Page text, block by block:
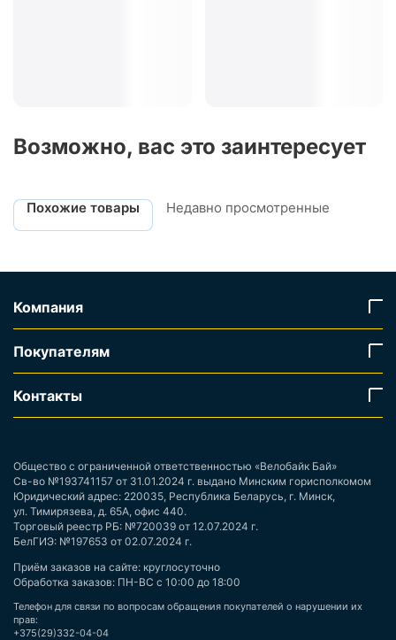
Возможно, вас это заинтересует
Похожие товары Недавно просмотренные
Компания
Покупателям
Контакты
Общество с ограниченной ответственностью «Велобайк Бай»
Св-во №193741157 от 31.01.2024 г. выдано Минским горисполкомом
Юридический адрес: 220035, Республика Беларусь, г. Минск,
ул. Тимирязева, д. 65А, офис 440.
Торговый реестр РБ: №720039 от 12.07.2024 г.
БелГИЭ: №197653 от 02.07.2024 г.
Приём заказов на сайте: круглосуточно
Обработка заказов: ПН-ВС с 10:00 до 18:00
Телефон для связи по вопросам обращения покупателей о нарушении их
прав:
+375(29)332-04-04